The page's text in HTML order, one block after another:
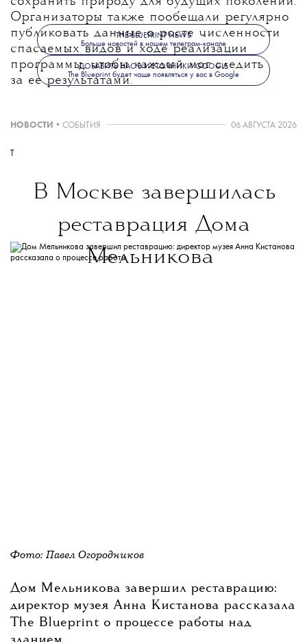
Организаторы также пообещали регулярно
публиковать данные о росте численности
спасаемых видов и ходе реализации
программы, чтобы каждый мог следить
за ее результатами.
THE BLUEPRINT NEWS
Больше новостей в нашем телеграм-канале
ДОБАВИТЬ НАС В ИСТОЧНИКИ GOOGLE
The Blueprint будет чаще появляться у вас в Google
НОВОСТИ • СОБЫТИЯ 06 АВГУСТА 2026
T
В Москве завершилась
реставрация Дома
Мельникова
Фото: Павел Огородников
Дом Мельникова завершил реставрацию:
директор музея Анна Кистанова рассказала
The Blueprint о процессе работы над